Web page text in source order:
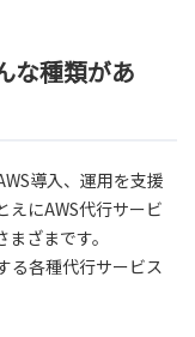
な種類があ
導入、運用を支援
えにAWS代行サービ
ざまです。
る各種代行サービス